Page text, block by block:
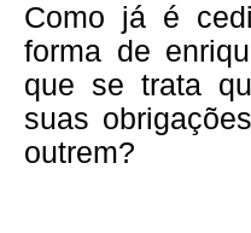
Como já é
forma de
que se trata
suas
outrem?